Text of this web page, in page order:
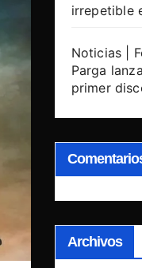
irrepetible
Noticias |
Parga
primer
Archivos